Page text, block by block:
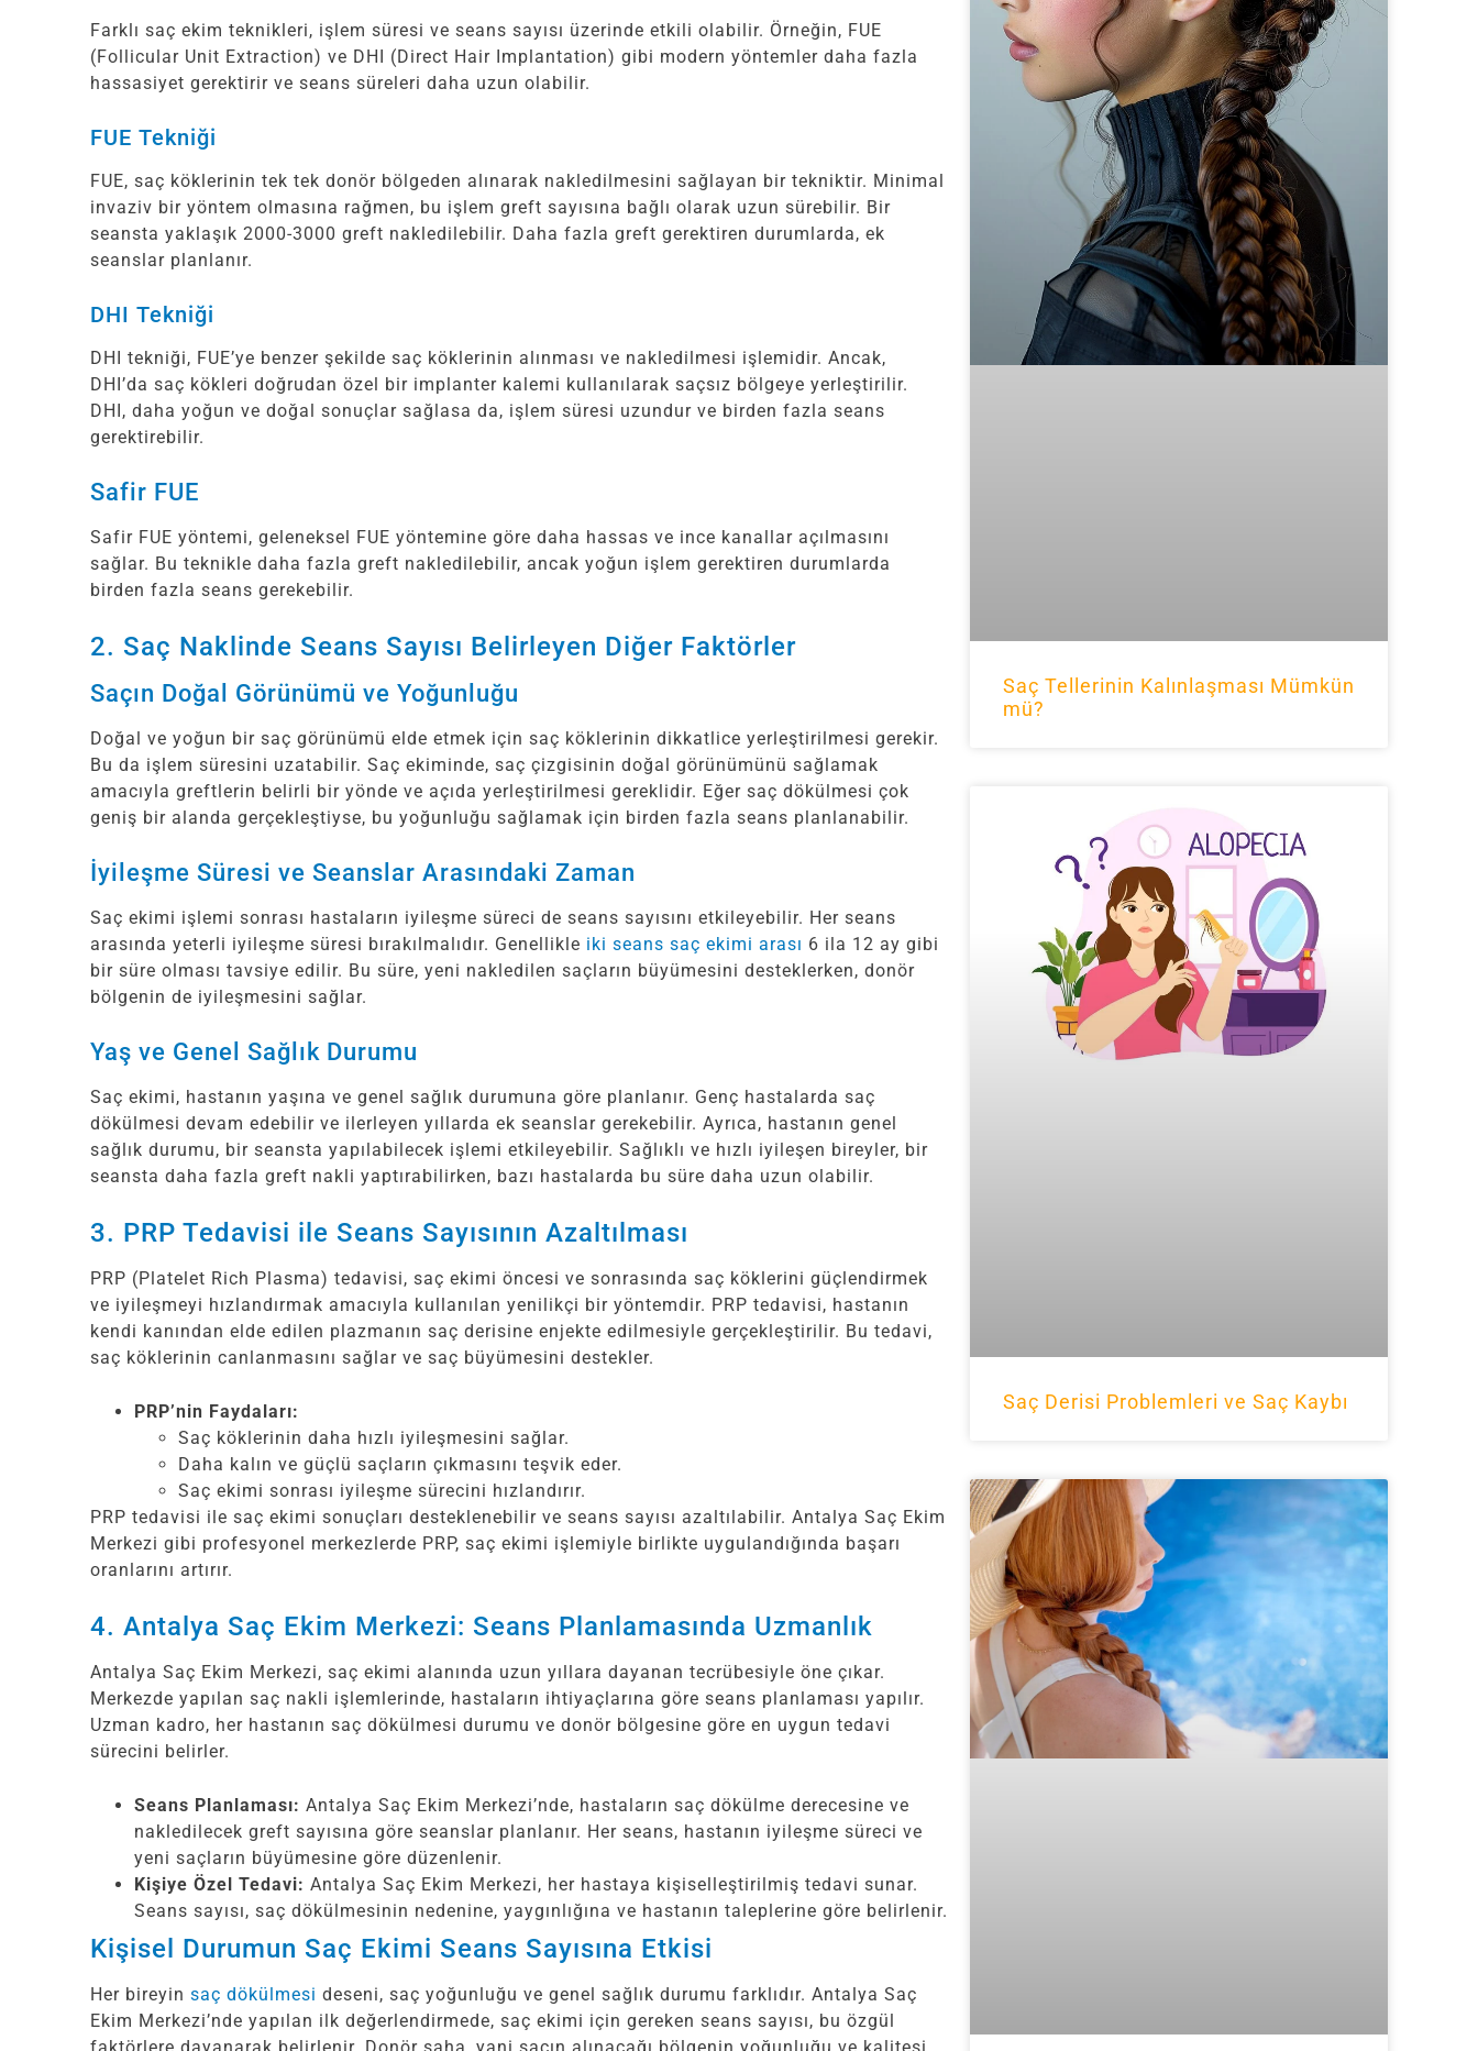
Farklı saç ekim teknikleri, işlem süresi ve seans sayısı üzerinde etkili olabilir. Örneğin, FUE
(Follicular Unit Extraction) ve DHI (Direct Hair Implantation) gibi modern yöntemler daha fazla
hassasiyet gerektirir ve seans süreleri daha uzun olabilir.
FUE Tekniği
FUE, saç köklerinin tek tek donör bölgeden alınarak nakledilmesini sağlayan bir tekniktir. Minimal
invaziv bir yöntem olmasına rağmen, bu işlem greft sayısına bağlı olarak uzun sürebilir. Bir
seansta yaklaşık 2000-3000 greft nakledilebilir. Daha fazla greft gerektiren durumlarda, ek
seanslar planlanır.
DHI Tekniği
DHI tekniği, FUE’ye benzer şekilde saç köklerinin alınması ve nakledilmesi işlemidir. Ancak,
DHI’da saç kökleri doğrudan özel bir implanter kalemi kullanılarak saçsız bölgeye yerleştirilir.
DHI, daha yoğun ve doğal sonuçlar sağlasa da, işlem süresi uzundur ve birden fazla seans
gerektirebilir.
Safir FUE
Safir FUE yöntemi, geleneksel FUE yöntemine göre daha hassas ve ince kanallar açılmasını
sağlar. Bu teknikle daha fazla greft nakledilebilir, ancak yoğun işlem gerektiren durumlarda
birden fazla seans gerekebilir.
2. Saç Naklinde Seans Sayısı Belirleyen Diğer Faktörler
Saçın Doğal Görünümü ve Yoğunluğu
Doğal ve yoğun bir saç görünümü elde etmek için saç köklerinin dikkatlice yerleştirilmesi gerekir.
Bu da işlem süresini uzatabilir. Saç ekiminde, saç çizgisinin doğal görünümünü sağlamak
amacıyla greftlerin belirli bir yönde ve açıda yerleştirilmesi gereklidir. Eğer saç dökülmesi çok
geniş bir alanda gerçekleştiyse, bu yoğunluğu sağlamak için birden fazla seans planlanabilir.
İyileşme Süresi ve Seanslar Arasındaki Zaman
Saç ekimi işlemi sonrası hastaların iyileşme süreci de seans sayısını etkileyebilir. Her seans
arasında yeterli iyileşme süresi bırakılmalıdır. Genellikle iki seans saç ekimi arası 6 ila 12 ay gibi
bir süre olması tavsiye edilir. Bu süre, yeni nakledilen saçların büyümesini desteklerken, donör
bölgenin de iyileşmesini sağlar.
Yaş ve Genel Sağlık Durumu
Saç ekimi, hastanın yaşına ve genel sağlık durumuna göre planlanır. Genç hastalarda saç
dökülmesi devam edebilir ve ilerleyen yıllarda ek seanslar gerekebilir. Ayrıca, hastanın genel
sağlık durumu, bir seansta yapılabilecek işlemi etkileyebilir. Sağlıklı ve hızlı iyileşen bireyler, bir
seansta daha fazla greft nakli yaptırabilirken, bazı hastalarda bu süre daha uzun olabilir.
3. PRP Tedavisi ile Seans Sayısının Azaltılması
PRP (Platelet Rich Plasma) tedavisi, saç ekimi öncesi ve sonrasında saç köklerini güçlendirmek
ve iyileşmeyi hızlandırmak amacıyla kullanılan yenilikçi bir yöntemdir. PRP tedavisi, hastanın
kendi kanından elde edilen plazmanın saç derisine enjekte edilmesiyle gerçekleştirilir. Bu tedavi,
saç köklerinin canlanmasını sağlar ve saç büyümesini destekler.
PRP’nin Faydaları:
Saç köklerinin daha hızlı iyileşmesini sağlar.
Daha kalın ve güçlü saçların çıkmasını teşvik eder.
Saç ekimi sonrası iyileşme sürecini hızlandırır.
PRP tedavisi ile saç ekimi sonuçları desteklenebilir ve seans sayısı azaltılabilir. Antalya Saç Ekim
Merkezi gibi profesyonel merkezlerde PRP, saç ekimi işlemiyle birlikte uygulandığında başarı
oranlarını artırır.
4. Antalya Saç Ekim Merkezi: Seans Planlamasında Uzmanlık
Antalya Saç Ekim Merkezi, saç ekimi alanında uzun yıllara dayanan tecrübesiyle öne çıkar.
Merkezde yapılan saç nakli işlemlerinde, hastaların ihtiyaçlarına göre seans planlaması yapılır.
Uzman kadro, her hastanın saç dökülmesi durumu ve donör bölgesine göre en uygun tedavi
sürecini belirler.
Seans Planlaması: Antalya Saç Ekim Merkezi’nde, hastaların saç dökülme derecesine ve
nakledilecek greft sayısına göre seanslar planlanır. Her seans, hastanın iyileşme süreci ve
yeni saçların büyümesine göre düzenlenir.
Kişiye Özel Tedavi: Antalya Saç Ekim Merkezi, her hastaya kişiselleştirilmiş tedavi sunar.
Seans sayısı, saç dökülmesinin nedenine, yaygınlığına ve hastanın taleplerine göre belirlenir.
Kişisel Durumun Saç Ekimi Seans Sayısına Etkisi
Her bireyin saç dökülmesi deseni, saç yoğunluğu ve genel sağlık durumu farklıdır. Antalya Saç
Ekim Merkezi’nde yapılan ilk değerlendirmede, saç ekimi için gereken seans sayısı, bu özgül
Saç Tellerinin Kalınlaşması Mümkün
mü?
Saç Derisi Problemleri ve Saç Kaybı